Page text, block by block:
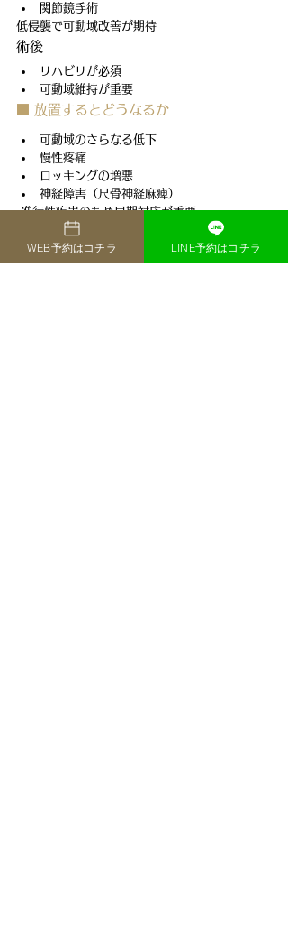
関節鏡手術
低侵襲で可動域改善が期待
術後
リハビリが必須
可動域維持が重要
■ 放置するとどうなるか
可動域のさらなる低下
慢性疼痛
ロッキングの増悪
神経障害（尺骨神経麻痺）
進行性疾患のため早期対応が重要
■ 当院の強み
エコー＋画像診断による正確な評価
WEB予約はコチラ LINE予約はコチラ